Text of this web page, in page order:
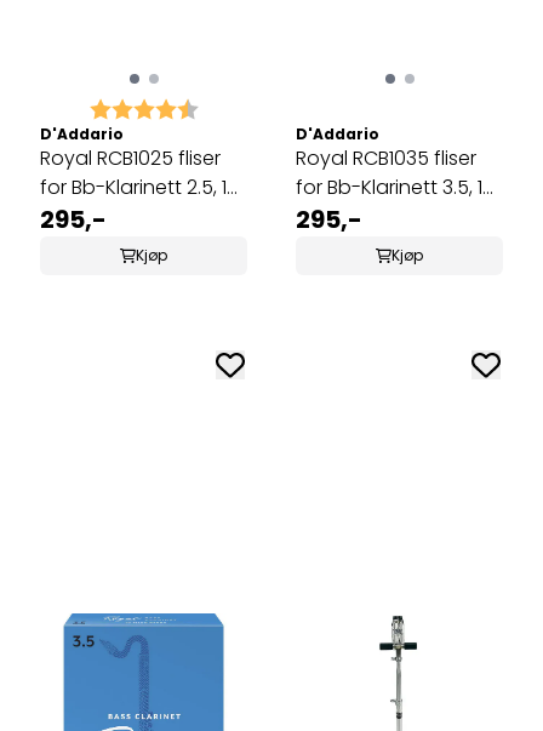
Karakter: 4.5 av 5 mulige
D'Addario
Royal RCB1025 fliser
for Bb-Klarinett 2.5, 10
stk
295,-
Kjøp
D'Addario
Royal RCB1035 fliser
for Bb-Klarinett 3.5, 10
stk
295,-
Kjøp